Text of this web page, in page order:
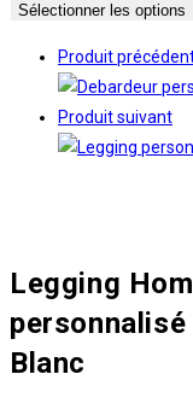
prix :
60.00€
à
65.00€
Sélectionner les options
Produit
Produit suivant
Legging
Blanc